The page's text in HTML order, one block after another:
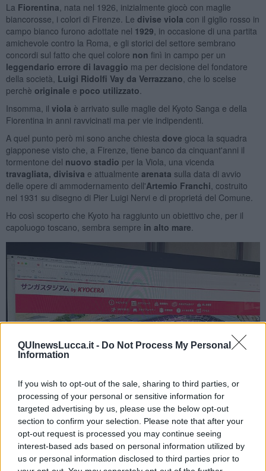
QUInewsLucca.it - Do Not Process My Personal
Information
If you wish to opt-out of the sale, sharing to third parties, or
processing of your personal or sensitive information for
targeted advertising by us, please use the below opt-out
section to confirm your selection. Please note that after your
opt-out request is processed you may continue seeing
interest-based ads based on personal information utilized by
us or personal information disclosed to third parties prior to
La Fiorentina , nata nel 1926, inizialmente giocò con maglie
biancorosse, i colori di Firenze. Le divise viola con il giglio rosso in
campo bianco furono adottate nel 1929 , in occasione di una partita
amichevole contro la Roma, e gli storici del settore sembrano
concordi sul fatto che quel colore non finì in campo per un
leggendario errore di lavaggio ma per decisione del fondatore
della società, Luigi Ridolfi Vay da Verrazzano , che lo scelse
perchè originale e poco utilizzato
Insomma, il viola è arrivato sulle maglie del Kyoto Sanga e della
Fiorentina in anni ravvicinati ma per vie indipendenti.
A quel punto però mi sono anche chiesta dove gioca la squadra
giapponese visto che, a Firenze, tiene banco da cinquant'anni il
tormentone del nuovo stadio per la Viola, una vicenda
travagliata, divisiva e attualmente arenata sulla data di avvio
delle opere di ammodernamento dell'Artemio Franchi , costruito
nel 1931 su disegno di Pier Luigi Nervi e di proprietá del Comune.
Ho così scoperto che Kyoto ha raggiunto un obiettivo che, per il
capoluogo toscano, sembra sempre in alto mare
La home page del sito web del Sanga Stadium by Kyocera - foto
Blue Lama
Il Kyoto Sanga in origine ha giocato in un campo di calcio di
quartiere. Poi, a partire dal 1942, nel Nishikyōgoku Athletic